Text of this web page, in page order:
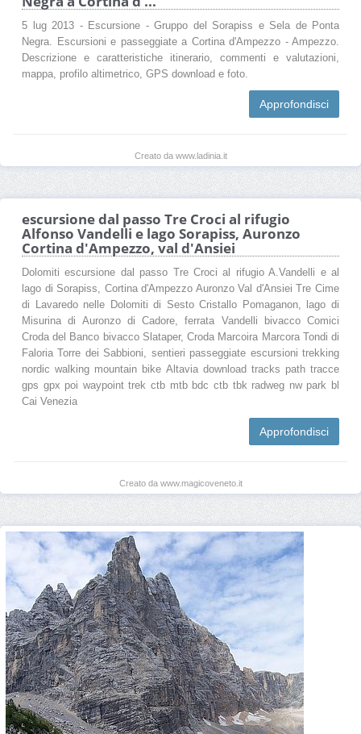
5 lug 2013 - Escursione - Gruppo del Sorapiss e Sela de Ponta
Negra. Escursioni e passeggiate a Cortina d'Ampezzo - Ampezzo.
Descrizione e caratteristiche itinerario, commenti e valutazioni,
mappa, profilo altimetrico, GPS download e foto.
Approfondisci
Creato da www.ladinia.it
escursione dal passo Tre Croci al rifugio
Alfonso Vandelli e lago Sorapiss, Auronzo
Cortina d'Ampezzo, val d'Ansiei
Dolomiti escursione dal passo Tre Croci al rifugio A.Vandelli e al
lago di Sorapiss, Cortina d'Ampezzo Auronzo Val d'Ansiei Tre Cime
di Lavaredo nelle Dolomiti di Sesto Cristallo Pomaganon, lago di
Misurina di Auronzo di Cadore, ferrata Vandelli bivacco Comici
Croda del Banco bivacco Slataper, Croda Marcoira Marcora Tondi di
Faloria Torre dei Sabbioni, sentieri passeggiate escursioni trekking
nordic walking mountain bike Altavia download tracks path tracce
gps gpx poi waypoint trek ctb mtb bdc ctb tbk radweg nw park bl
Cai Venezia
Approfondisci
Creato da www.magicoveneto.it